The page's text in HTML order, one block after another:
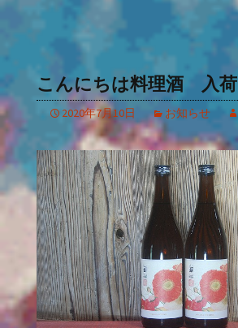
こんにちは料理酒 入荷
2020年7月10日 お知らせ